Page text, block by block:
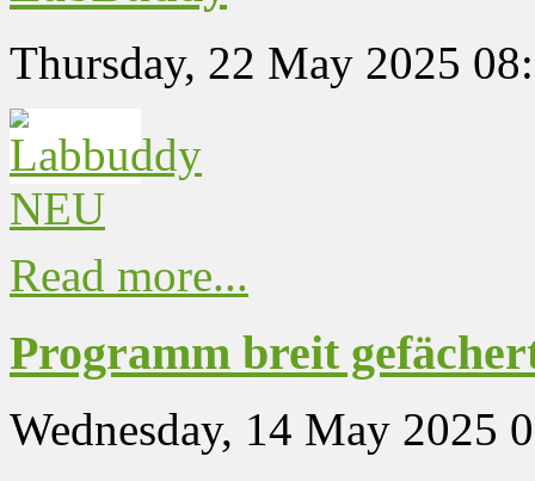
Thursday, 22 May 2025
Read more...
Programm breit
Wednesday, 14 May 2025